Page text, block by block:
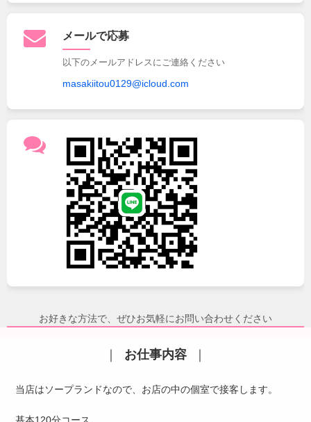
メールで応募
以下のメールアドレスにご連絡ください
masakiitou0129@icloud.com
お好きな方法で、ぜひお気軽にお問い合わせください
｜ お仕事内容 ｜
当店はソープランドなので、お店の中の個室で接客します。
基本120分コース。